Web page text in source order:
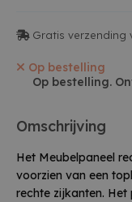
Gratis verzending
Op bestelling
Op bestelling.
Omschrijving
Het Meubelpaneel
voorzien van een
rechte zijkanten.